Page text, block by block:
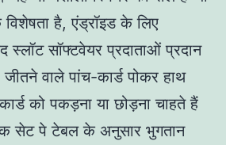
है, एंड्रॉइड के लिए
स्लॉट सॉफ्टवेयर प्रदाताओं प्रदान
वाले पांच-कार्ड पोकर हाथ
को पकड़ना या छोड़ना चाहते हैं
सेट पे टेबल के अनुसार भुगतान